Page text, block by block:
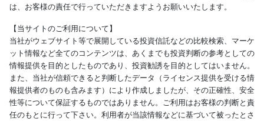
は、お客様の責任で行っていただきますようお願いいたします。
【当サイトのご利用について】
当社がウェブサイト等で展開している投資信託などの比較検索、マーケ
ット情報など全てのコンテンツは、あくまでも投資判断の参考としての
情報提供を目的としたものであり、投資勧誘を目的としてはいません。
また、当社が信頼できると判断したデータ（ライセンス提供を受ける情
報提供者のものも含みます）により作成しましたが、その正確性、安全
性等について保証するものではありません。ご利用はお客様の判断と責
任のもとに行って下さい。利用者が当該情報などに基づいて被ったとさ